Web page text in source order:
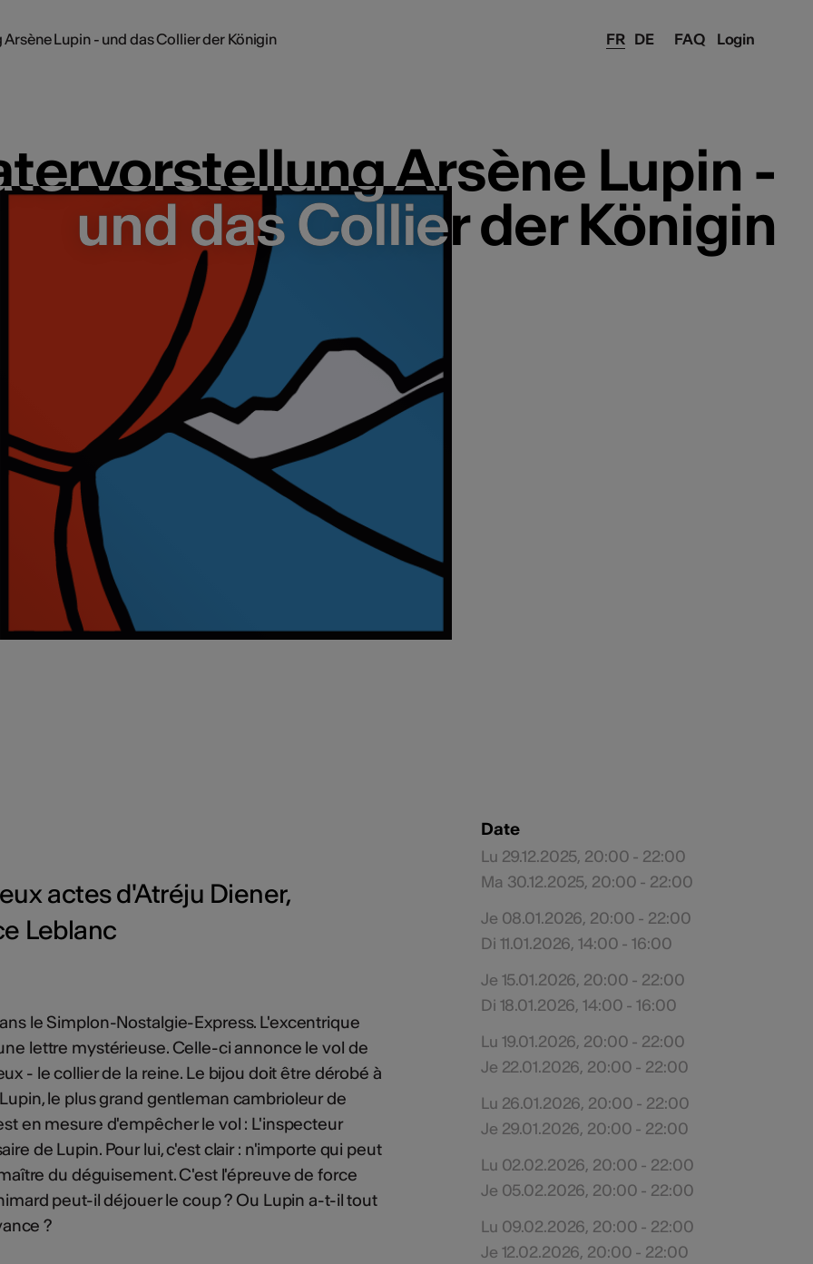
FAQ Login
FR DE
Lupin - und das Collier der Königin
Arsène Lupin -
und das Collier der Königin
Arsène Lupin -
und das Collier der Königin
actes d'Atréju Diener,
Leblanc
le Simplon-Nostalgie-Express. L'excentrique
lettre mystérieuse. Celle-ci annonce le vol de
- le collier de la reine. Le bijou doit être dérobé à
le plus grand gentleman cambrioleur de
en mesure d'empêcher le vol : L'inspecteur
de Lupin. Pour lui, c'est clair : n'importe qui peut
du déguisement. C'est l'épreuve de force
peut-il déjouer le coup ? Ou Lupin a-t-il tout
?
Date
Lu 29.12.2025, 20:00 - 22:00
Ma 30.12.2025, 20:00 - 22:00
Je 08.01.2026, 20:00 - 22:00
Di 11.01.2026, 14:00 - 16:00
Je 15.01.2026, 20:00 - 22:00
Di 18.01.2026, 14:00 - 16:00
Lu 19.01.2026, 20:00 - 22:00
Je 22.01.2026, 20:00 - 22:00
Lu 26.01.2026, 20:00 - 22:00
Je 29.01.2026, 20:00 - 22:00
Lu 02.02.2026, 20:00 - 22:00
Je 05.02.2026, 20:00 - 22:00
Lu 09.02.2026, 20:00 - 22:00
Je 12.02.2026, 20:00 - 22:00